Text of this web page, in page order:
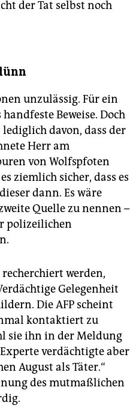
der Tat selbst noch
unzulässig. Für ein
Beweise. Doch
davon, dass der
Herr am
von Wolfspfoten
ziemlich sicher, dass es
dann. Es wäre
Quelle zu nennen –
polizeilichen
werden,
Gelegenheit
Die AFP scheint
kontaktiert zu
sie ihn in der Meldung
verdächtigte aber
August als Täter.“
des mutmaßlichen